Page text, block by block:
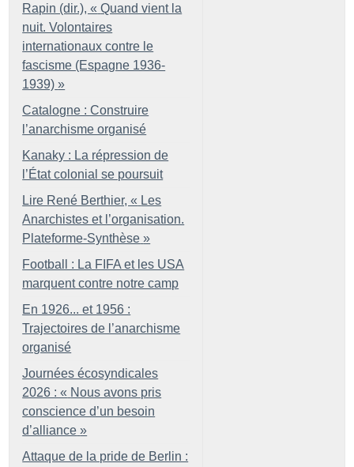
Rapin (dir.), « Quand vient la
nuit. Volontaires
internationaux contre le
fascisme (Espagne 1936-
1939) »
Catalogne : Construire
l’anarchisme organisé
Kanaky : La répression de
l’État colonial se poursuit
Lire René Berthier, « Les
Anarchistes et l’organisation.
Plateforme-Synthèse »
Football : La FIFA et les USA
marquent contre notre camp
En 1926... et 1956 :
Trajectoires de l’anarchisme
organisé
Journées écosyndicales
2026 : « Nous avons pris
conscience d’un besoin
d’alliance »
Attaque de la pride de Berlin :